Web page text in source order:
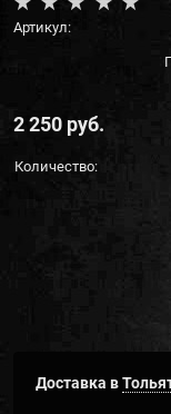
Артикул:
2 250 руб.
Количество:
Доставка в